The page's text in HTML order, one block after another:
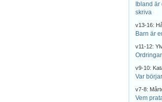
Ibland
skriva
v13-16:
Barn är
v11-12:
Ordringar
v9-10:
Var
v7-8:
Vem